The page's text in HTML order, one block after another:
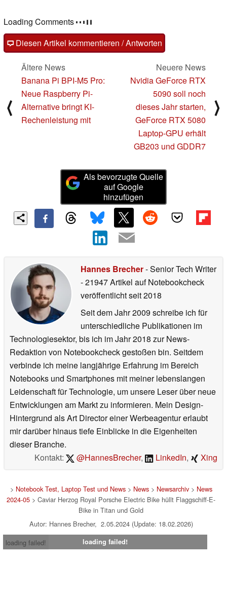
Loading Comments
Diesen Artikel kommentieren / Antworten
⟨
Ältere News
Banana Pi BPI-M5 Pro:
Neue Raspberry Pi-
Alternative bringt KI-
Rechenleistung mit
Neuere News
Nvidia GeForce RTX
5090 soll noch
dieses Jahr starten,
GeForce RTX 5080
Laptop-GPU erhält
GB203 und GDDR7
⟩
Als bevorzugte Quelle
auf Google
hinzufügen
Hannes Brecher- Senior Tech Writer
- 21947 Artikel auf Notebookcheck
veröffentlichtseit 2018
Seit dem Jahr 2009 schreibe ich für
unterschiedliche Publikationen im
Technologiesektor, bis ich im Jahr 2018 zur News-
Redaktion von Notebookcheck gestoßen bin. Seitdem
verbinde ich meine langjährige Erfahrung im Bereich
Notebooks und Smartphones mit meiner lebenslangen
Leidenschaft für Technologie, um unsere Leser über neue
Entwicklungen am Markt zu informieren. Mein Design-
Hintergrund als Art Director einer Werbeagentur erlaubt
mir darüber hinaus tiefe Einblicke in die Eigenheiten
dieser Branche.
Kontakt:
@HannesBrecher, LinkedIn, Xing
> Notebook Test, Laptop Test und News> News> Newsarchiv> News
2024-05 > Caviar Herzog Royal Porsche Electric Bike hüllt Flaggschiff-E-
Bike in Titan und Gold
Autor: Hannes Brecher, 2.05.2024 (Update: 18.02.2026)
loading failed!
loading failed!